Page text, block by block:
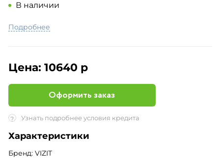
В наличии
Подробнее
Цена: 10640 р
Оформить заказ
? Узнать подробнее условия кредита
Характеристики
Бренд: VIZIT